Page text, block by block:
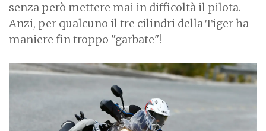
senza però mettere mai in difficoltà il pilota.
Anzi, per qualcuno il tre cilindri della Tiger ha
maniere fin troppo "garbate"!